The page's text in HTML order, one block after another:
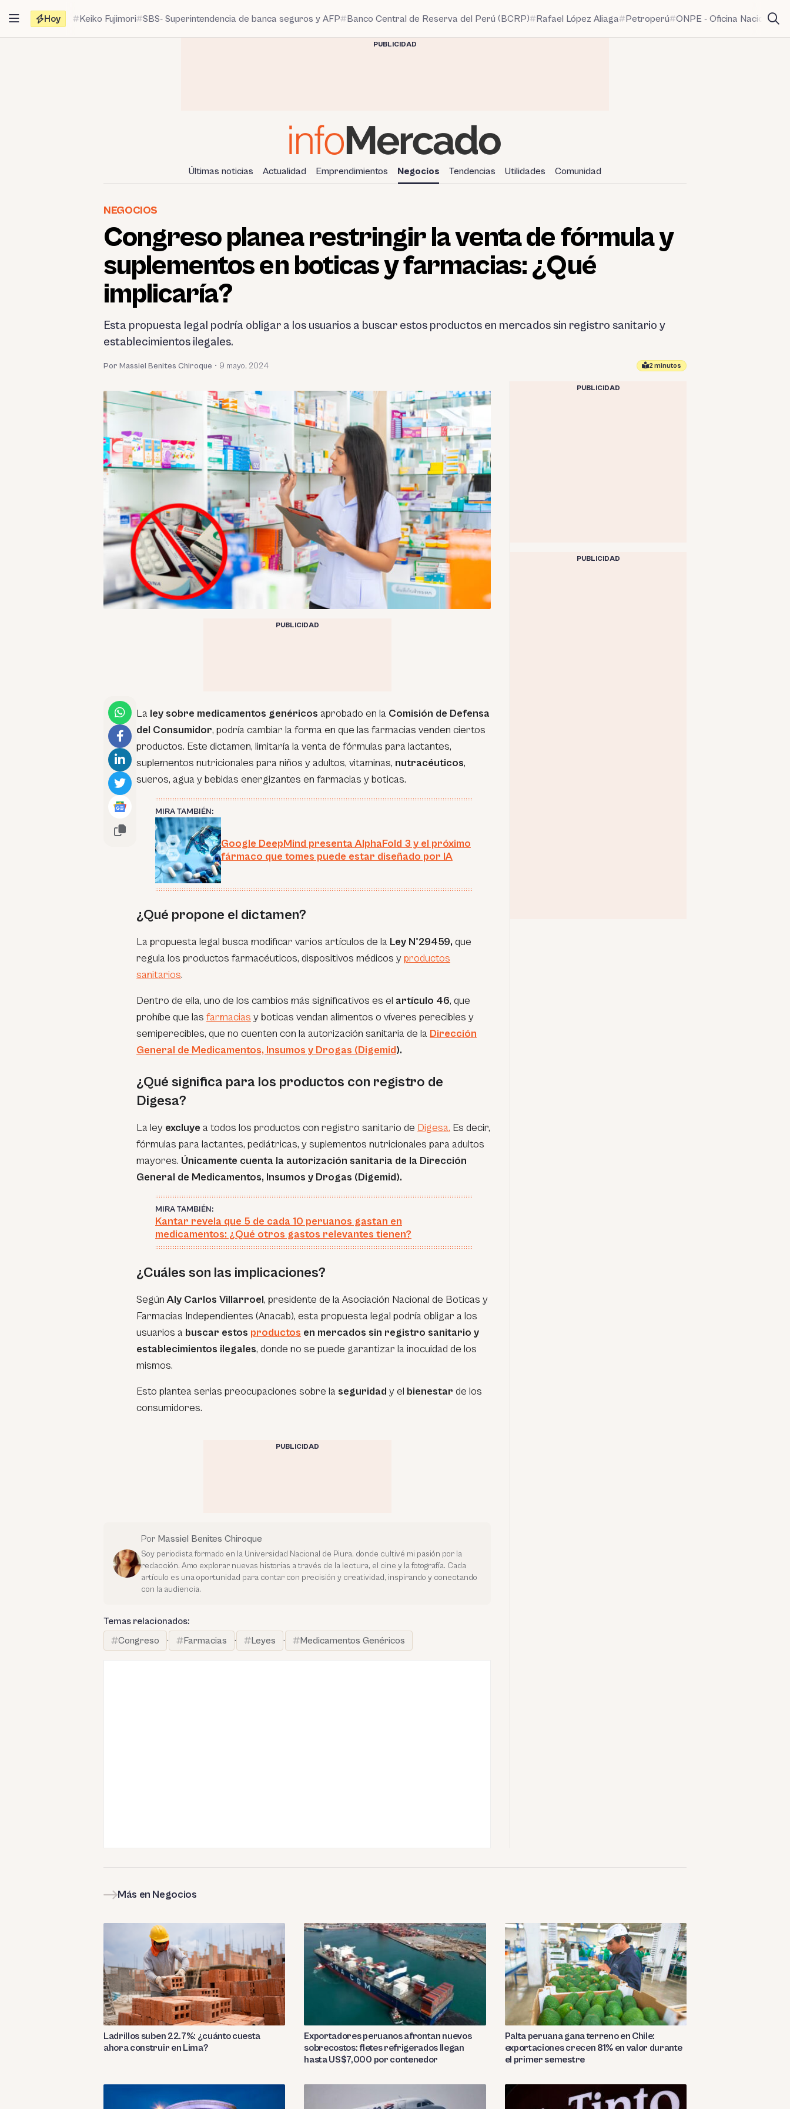
contenido
Hoy Keiko Fujimori SBS- Superintendencia de banca seguros y AFP Banco Central de Reserva del Perú (BCRP) Rafael López Aliaga Petroperú ONPE - Oficina Nacional
PUBLICIDAD
Últimas noticias Actualidad Emprendimientos Negocios Tendencias Utilidades Comunidad
NEGOCIOS
Congreso planea restringir la venta de fórmula y
suplementos en boticas y farmacias: ¿Qué
implicaría?
Esta propuesta legal podría obligar a los usuarios a buscar estos productos en mercados sin registro sanitario y
establecimientos ilegales.
Por Massiel Benites Chiroque • 9 mayo, 2024 2 minutos
PUBLICIDAD
La ley sobre medicamentos genéricos aprobado en la Comisión de Defensa
del Consumidor, podría cambiar la forma en que las farmacias venden ciertos
productos. Este dictamen, limitaría la venta de fórmulas para lactantes,
suplementos nutricionales para niños y adultos, vitaminas, nutracéuticos,
sueros, agua y bebidas energizantes en farmacias y boticas.
MIRA TAMBIÉN:
Google DeepMind presenta AlphaFold 3 y el próximo
fármaco que tomes puede estar diseñado por IA
¿Qué propone el dictamen?
La propuesta legal busca modificar varios artículos de la Ley N°29459, que
regula los productos farmacéuticos, dispositivos médicos yproductos
sanitarios.
Dentro de ella, uno de los cambios más significativos es el artículo 46, que
prohíbe que las farmacias y boticas vendan alimentos o víveres perecibles y
semiperecibles, que no cuenten con la autorización sanitaria de la Dirección
General de Medicamentos, Insumos y Drogas (Digemid).
¿Qué significa para los productos con registro de
Digesa?
La ley excluye a todos los productos con registro sanitario de Digesa. Es decir,
fórmulas para lactantes, pediátricas, y suplementos nutricionales para adultos
mayores. Únicamente cuenta la autorización sanitaria de la Dirección
General de Medicamentos, Insumos y Drogas (Digemid).
MIRA TAMBIÉN:
Kantar revela que 5 de cada 10 peruanos gastan en
medicamentos: ¿Qué otros gastos relevantes tienen?
¿Cuáles son las implicaciones?
SegúnAly Carlos Villarroel, presidente de la Asociación Nacional de Boticas y
Farmacias Independientes (Anacab), esta propuesta legal podría obligar a los
usuarios a buscar estos productos en mercados sin registro sanitario y
establecimientos ilegales, donde no se puede garantizar la inocuidad de los
mismos.
Esto plantea serias preocupaciones sobre la seguridad y el bienestar de los
consumidores.
PUBLICIDAD
Por Massiel Benites Chiroque
Soy periodista formado en la Universidad Nacional de Piura, donde cultivé mi pasión por la
redacción. Amo explorar nuevas historias a través de la lectura, el cine y la fotografía. Cada
artículo es una oportunidad para contar con precisión y creatividad, inspirando y conectando
con la audiencia.
Temas relacionados:
Congreso
· Farmacias · Leyes · Medicamentos Genéricos
PUBLICIDAD
PUBLICIDAD
Más en Negocios
Ladrillos suben 22.7%: ¿cuánto cuesta
ahora construir en Lima?
Exportadores peruanos afrontan nuevos
sobrecostos: fletes refrigerados llegan
hasta US$7,000 por contenedor
Palta peruana gana terreno en Chile:
exportaciones crecen 81% en valor durante
el primer semestre